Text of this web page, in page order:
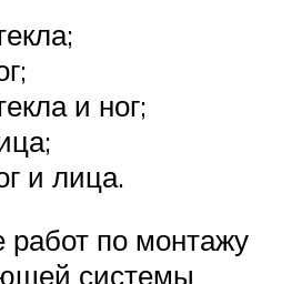
и ног;
и лица.
по монтажу
системы